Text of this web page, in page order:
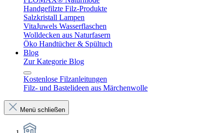
Handgefilzte Filz-Produkte
Salzkristall Lampen
VitaJuwels Wasserflaschen
Wolldecken aus Naturfasern
Öko Handtücher & Spültuch
Blog
Zur Kategorie Blog
Kostenlose Filzanleitungen
Filz- und Bastelideen aus Märchenwolle
Menü schließen